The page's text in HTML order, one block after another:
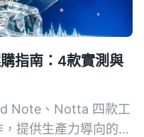
指南：4款實測與
Note、Notta 四款工
提供生產力導向的選